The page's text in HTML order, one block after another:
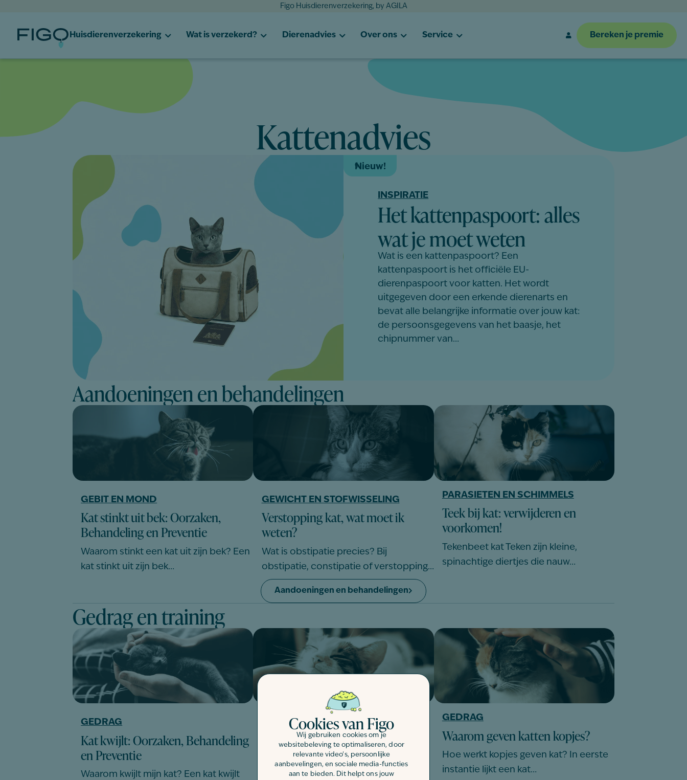
Cookies van Figo
Wij gebruiken cookies om je
websitebeleving te optimaliseren, door
relevante video's, persoonlijke
aanbevelingen, en sociale media-functies
aan te bieden. Dit helpt ons jouw
Figo Huisdierenverzekering, by AGILA
Huisdierenverzekering Wat is verzekerd? Dierenadvies Over ons Service Bereken je premie
Kattenadvies
Nieuw!
INSPIRATIE
Het kattenpaspoort: alles
wat je moet weten
Wat is een kattenpaspoort? Een
kattenpaspoort is het officiële EU-
dierenpaspoort voor katten. Het wordt
uitgegeven door een erkende dierenarts en
bevat alle belangrijke informatie over jouw kat:
de persoonsgegevens van het baasje, het
chipnummer van…
Aandoeningen en behandelingen
GEBIT EN MOND
Kat stinkt uit bek: Oorzaken,
Behandeling en Preventie
Waarom stinkt een kat uit zijn bek? Een
kat stinkt uit zijn bek…
GEWICHT EN STOFWISSELING
Verstopping kat, wat moet ik
weten?
Wat is obstipatie precies? Bij
obstipatie, constipatie of verstopping…
PARASIETEN EN SCHIMMELS
Teek bij kat: verwijderen en
voorkomen!
Tekenbeet kat Teken zijn kleine,
spinachtige diertjes die nauw…
Aandoeningen en behandelingen
Gedrag en training
GEDRAG
Kat kwijlt: Oorzaken, Behandeling
en Preventie
Waarom kwijlt mijn kat? Een kat kwijlt
GEDRAG
Waarom spinnen katten?
Wat is spinnen? Spinnen is het, vaak
ritmische, geluid dat veel…
GEDRAG
Waarom geven katten kopjes?
Hoe werkt kopjes geven kat? In eerste
instantie lijkt een kat…